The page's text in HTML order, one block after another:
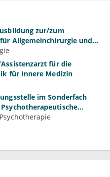
zur/zum
Allgemeinchirurgie und
für die
für Innere Medizin
im Sonderfach